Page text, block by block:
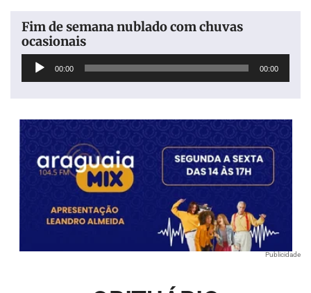
Fim de semana nublado com chuvas
ocasionais
Tocador
00:00 00:00
Publicidade